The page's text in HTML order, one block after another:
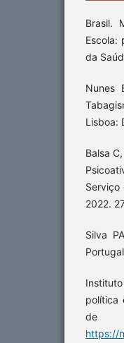
Brasil.
Escola:
da
Nunes
Lisboa:
Balsa
Serviço
2022.
Silva
política
de
https://